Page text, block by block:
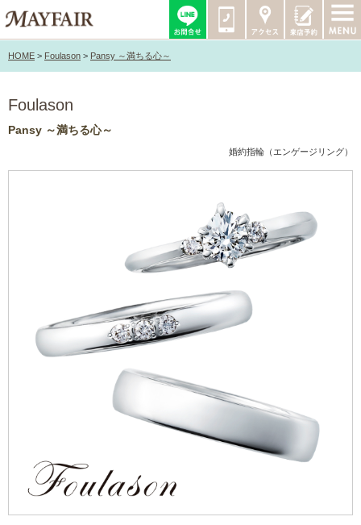
HOME > Foulason > Pansy ～満ちる心～
Foulason
Pansy ～満ちる心～
婚約指輪（エンゲージリング）